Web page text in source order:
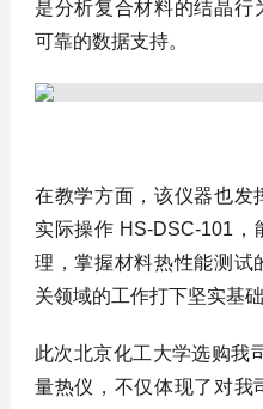
是分析复合材料的结晶行
可靠的数据支持。
在教学方面，该仪器也发
实际操作 HS-DSC-101
理，掌握材料热性能测试
关领域的工作打下坚实基础
此次北京化工大学选购我
量热仪，不仅体现了对我